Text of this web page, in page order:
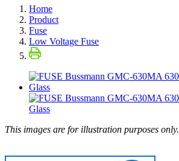
Home
Product
Fuse
Low Voltage Fuse
This images are for illustration purposes only.